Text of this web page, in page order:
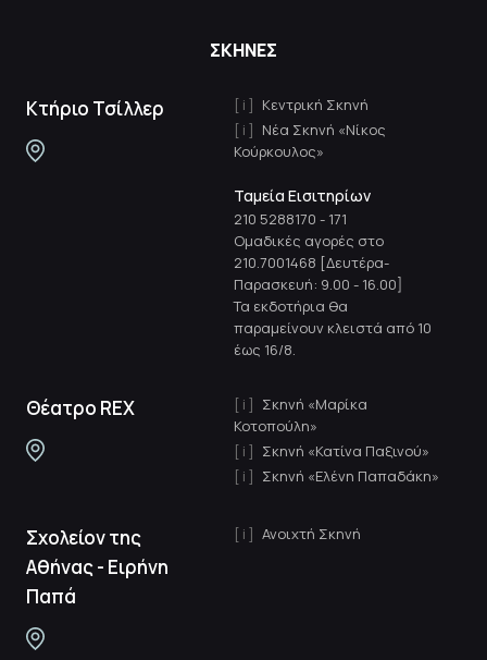
ΣΚΗΝΕΣ
Κτήριο Τσίλλερ
Κεντρική Σκηνή
Νέα Σκηνή «Νίκος
Κούρκουλος»
Ταμεία Εισιτηρίων
210 5288170 - 171
Ομαδικές αγορές στο
210.7001468 [Δευτέρα-
Παρασκευή: 9.00 - 16.00]
Τα εκδοτήρια θα
παραμείνουν κλειστά από 10
έως 16/8.
Θέατρο REX
Σκηνή «Μαρίκα
Κοτοπούλη»
Σκηνή «Κατίνα Παξινού»
Σκηνή «Ελένη Παπαδάκη»
Σχολείον της
Αθήνας - Ειρήνη
Παπά
Ανοιχτή Σκηνή